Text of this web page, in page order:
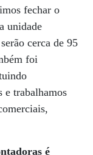
fechar o
unidade
cerca de 95
foi
e trabalhamos
é